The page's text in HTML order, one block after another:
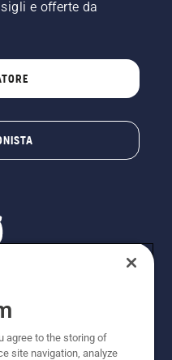
e offerte da
i diritti riservati. I prezzi
rivenditori specializzati
agree to the storing of
site navigation, analyze